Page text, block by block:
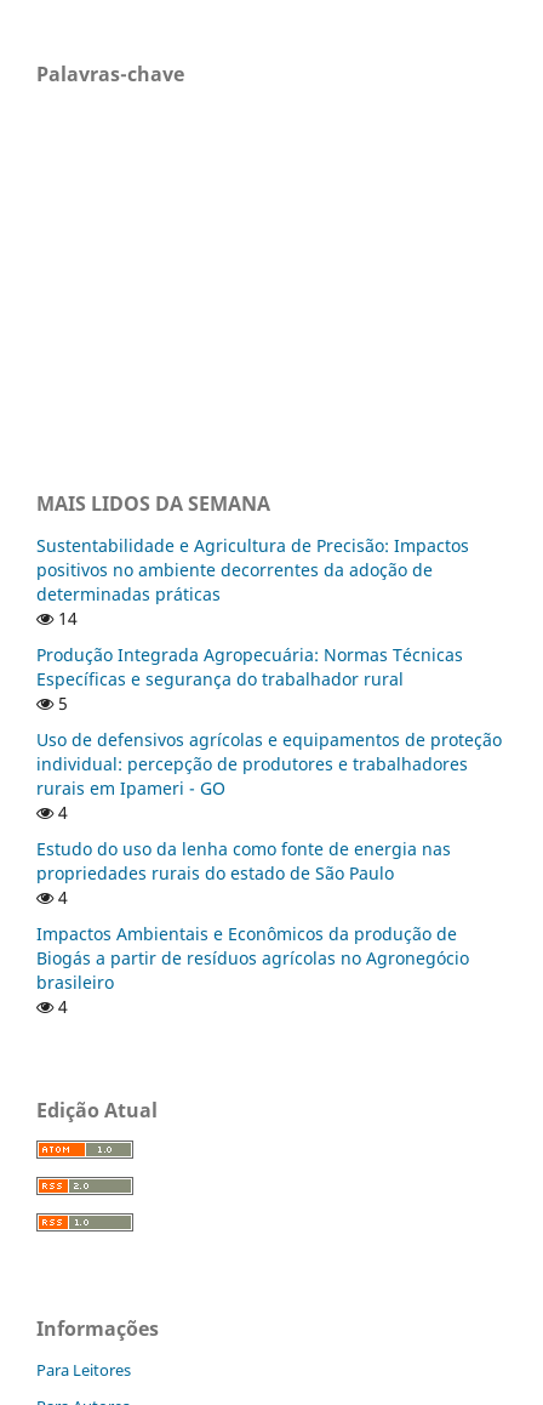
Palavras-chave
MAIS LIDOS DA SEMANA
Sustentabilidade e Agricultura de Precisão: Impactos
positivos no ambiente decorrentes da adoção de
determinadas práticas
14
Produção Integrada Agropecuária: Normas Técnicas
Específicas e segurança do trabalhador rural
5
Uso de defensivos agrícolas e equipamentos de proteção
individual: percepção de produtores e trabalhadores
rurais em Ipameri - GO
4
Estudo do uso da lenha como fonte de energia nas
propriedades rurais do estado de São Paulo
4
Impactos Ambientais e Econômicos da produção de
Biogás a partir de resíduos agrícolas no Agronegócio
brasileiro
4
Edição Atual
Informações
Para Leitores